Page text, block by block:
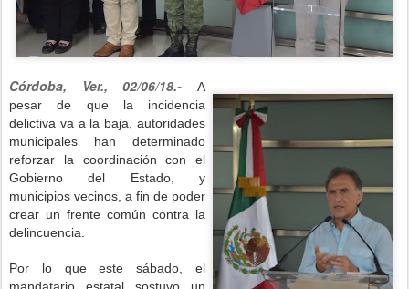
Córdoba, Ver., 02/06/18.-
A
pesar de que la incidencia
delictiva va a la baja, autoridades
municipales han determinado
reforzar la coordinación con el
Gobierno del Estado, y
municipios vecinos, a fin de poder
crear un frente común contra la
delincuencia.
Por lo que este sábado, el